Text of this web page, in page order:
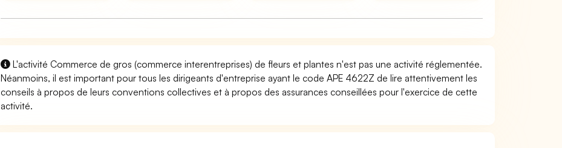
L'activité Commerce de gros (commerce interentreprises) de fleurs et plantes n'est pas une activité réglementée.
Néanmoins, il est important pour tous les dirigeants d'entreprise ayant le code APE 4622Z de lire attentivement les
conseils à propos de leurs conventions collectives et à propos des assurances conseillées pour l'exercice de cette
activité.